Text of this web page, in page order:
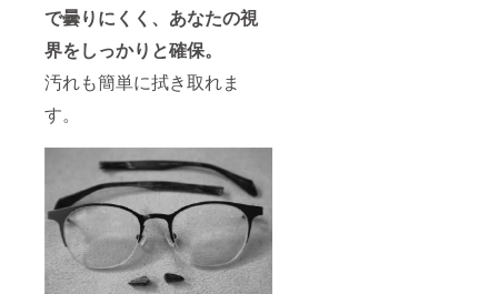
で曇りにくく、あなたの視
界をしっかりと確保。
汚れも簡単に拭き取れま
す。